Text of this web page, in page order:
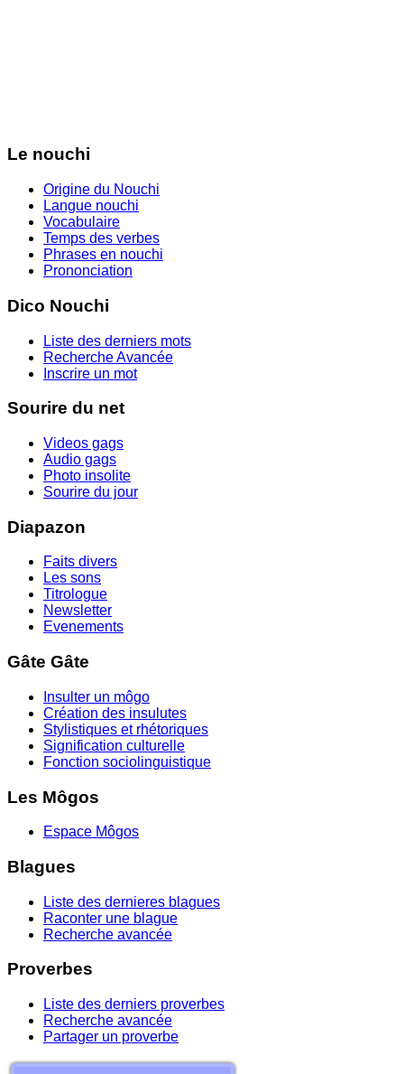
Le nouchi
Origine du Nouchi
Langue nouchi
Vocabulaire
Temps des verbes
Phrases en nouchi
Prononciation
Dico Nouchi
Liste des derniers mots
Recherche Avancée
Inscrire un mot
Sourire du net
Videos gags
Audio gags
Photo insolite
Sourire du jour
Diapazon
Faits divers
Les sons
Titrologue
Newsletter
Evenements
Gâte Gâte
Insulter un môgo
Création des insulutes
Stylistiques et rhétoriques
Signification culturelle
Fonction sociolinguistique
Les Môgos
Espace Môgos
Blagues
Liste des dernieres blagues
Raconter une blague
Recherche avancée
Proverbes
Liste des derniers proverbes
Recherche avancée
Partager un proverbe